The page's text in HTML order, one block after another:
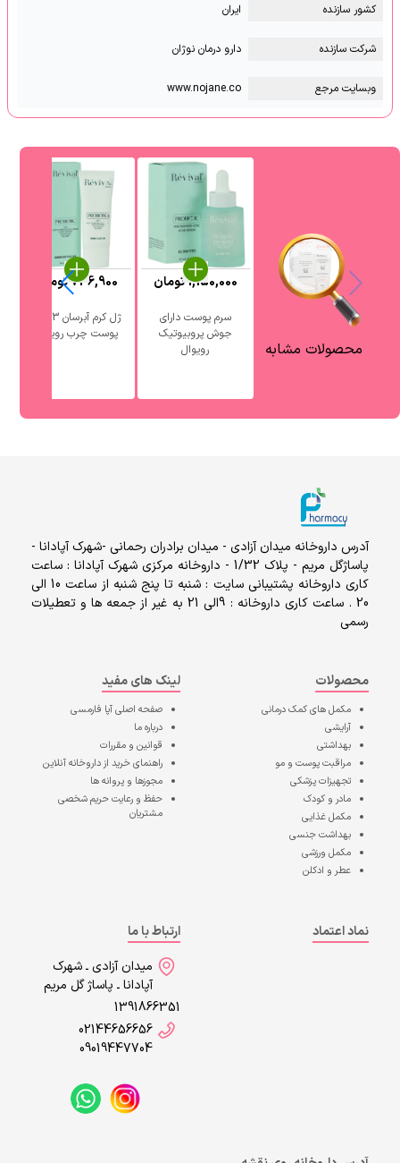
کشور سازنده ایران
شرکت سازنده دارو درمان نوژان
وبسایت مرجع www.nojane.co
محصولات مشابه
سرم پوست دارای
جوش پروبیوتیک
رویوال
1,150,000تومان
پوست چرب رویوال
736,900تومان
آدرس داروخانه میدان آزادی - میدان برادران رحمانی -شهرک آپادانا -
پاساژگل مریم - پلاک 1/32 - داروخانه مرکزی شهرک آپادانا : ساعت
کاری داروخانه پشتیبانی سایت : شنبه تا پنج شنبه از ساعت 10 الی
20 . ساعت کاری داروخانه : 9الی 21 به غیر از جمعه ها و تعطیلات
رسمی
محصولات
مکمل های کمک درمانی
آرایشی
بهداشتی
مراقبت پوست و مو
تجهیزات پزشکی
مادر و کودک
مکمل غذایی
بهداشت جنسی
مکمل ورزشی
عطر و ادکلن
لینک های مفید
صفحه اصلیآپا فارمسی
درباره ما
قوانین و مقررات
راهنمای خرید از داروخانه آنلاین
مجوزها و پروانه ها
حفظ و رعایت حریم شخصی
مشتریان
نماد اعتماد
ارتباط با ما
میدان آزادی ـ شهرک
آپادانا ـ پاساژ گل مریم
1391866351
02144656656
09019447704